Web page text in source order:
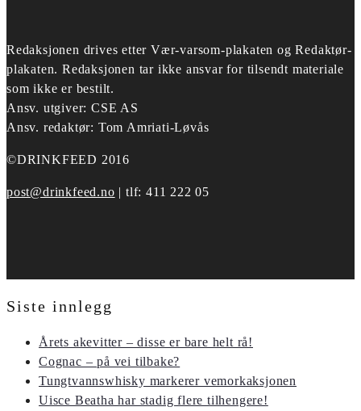
Redaksjonen drives etter Vær-varsom-plakaten og Redaktør-
plakaten. Redaksjonen tar ikke ansvar for tilsendt materiale
som ikke er bestilt.
Ansv. utgiver: CSE AS
Ansv. redaktør: Tom Amriati-Løvås
©DRINKFEED 2016
post@drinkfeed.no | tlf: 411 222 05
Siste innlegg
Årets akevitter – disse er bare helt rå!
Cognac – på vei tilbake?
Tungtvannswhisky markerer vemorkaksjonen
Uisce Beatha har stadig flere tilhengere!